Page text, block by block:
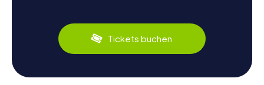
Tickets buchen